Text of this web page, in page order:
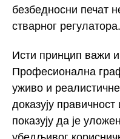
безбедносни печат
стварног регулатора.
Исти принцип важи
Професионална
уживо и
доказују
показују да је